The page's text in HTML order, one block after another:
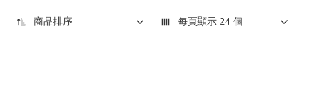
✨萬用手冊新尺寸進駐 .ᐟ.ᐟ  ꒰ 𝐌𝐈𝐍𝐈𝟔 這裡挑 ➜ ꒱
商品排序 每頁顯示 24 個